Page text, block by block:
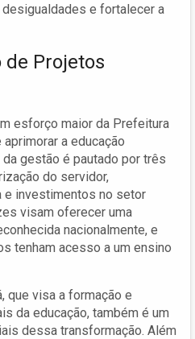
e fortalecer a
de Projetos
esforço maior da Prefeitura
a educação
gestão é pautado por três
do servidor,
e investimentos no setor
visam oferecer uma
nacionalmente, e
tenham acesso a um ensino
que visa a formação e
da educação, também é um
dessa transformação. Além